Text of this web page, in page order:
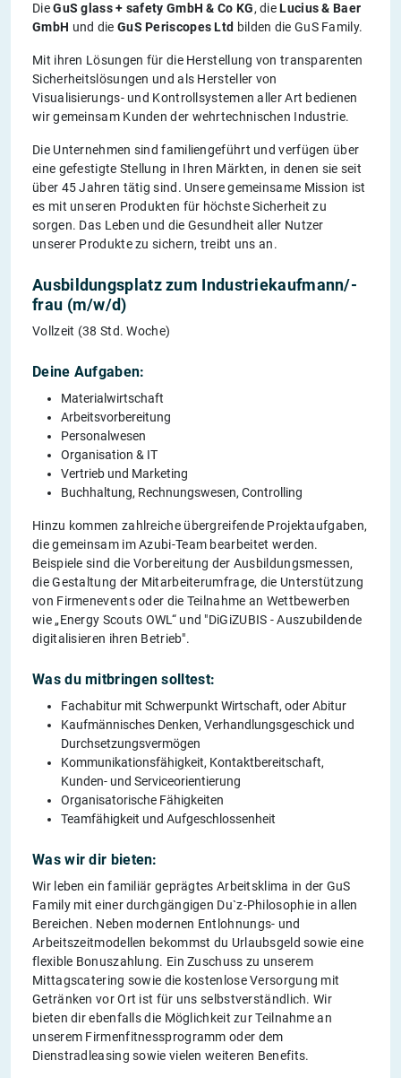
DieGuS glass + safety GmbH & Co KG, dieLucius & Baer
GmbH und die GuS Periscopes Ltd bilden die GuS Family.
Mit ihren Lösungen für die Herstellung von transparenten
Sicherheitslösungen und als Hersteller von
Visualisierungs- und Kontrollsystemen aller Art bedienen
wir gemeinsam Kunden der wehrtechnischen Industrie.
Die Unternehmen sind familiengeführt und verfügen über
eine gefestigte Stellung in Ihren Märkten, in denen sie seit
über 45 Jahren tätig sind. Unsere gemeinsame Mission ist
es mit unseren Produkten für höchste Sicherheit zu
sorgen. Das Leben und die Gesundheit aller Nutzer
unserer Produkte zu sichern, treibt uns an.
Ausbildungsplatz zum Industriekaufmann/-
frau (m/w/d)
Vollzeit (38 Std. Woche)
Deine Aufgaben:
Materialwirtschaft
Arbeitsvorbereitung
Personalwesen
Organisation & IT
Vertrieb und Marketing
Buchhaltung, Rechnungswesen, Controlling
Hinzu kommen zahlreiche übergreifende Projektaufgaben,
die gemeinsam im Azubi-Team bearbeitet werden.
Beispiele sind die Vorbereitung der Ausbildungsmessen,
die Gestaltung der Mitarbeiterumfrage, die Unterstützung
von Firmenevents oder die Teilnahme an Wettbewerben
wie „Energy Scouts OWL“ und "DiGiZUBIS - Auszubildende
digitalisieren ihren Betrieb".
Was du mitbringen solltest:
Fachabitur mit Schwerpunkt Wirtschaft, oder Abitur
Kaufmännisches Denken, Verhandlungsgeschick und
Durchsetzungsvermögen
Kommunikationsfähigkeit, Kontaktbereitschaft,
Kunden- und Serviceorientierung
Organisatorische Fähigkeiten
Teamfähigkeit und Aufgeschlossenheit
Was wir dir bieten:
Wir leben ein familiär geprägtes Arbeitsklima in der GuS
Family mit einer durchgängigen Du`z-Philosophie in allen
Bereichen. Neben modernen Entlohnungs- und
Arbeitszeitmodellen bekommst du Urlaubsgeld sowie eine
flexible Bonuszahlung. Ein Zuschuss zu unserem
Mittagscatering sowie die kostenlose Versorgung mit
Getränken vor Ort ist für uns selbstverständlich. Wir
bieten dir ebenfalls die Möglichkeit zur Teilnahme an
unserem Firmenfitnessprogramm oder dem
Dienstradleasing sowie vielen weiteren Benefits.